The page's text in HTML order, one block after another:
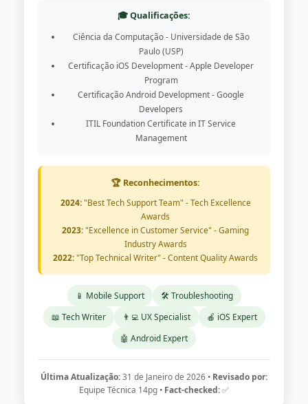
🎓 Qualificações:
Ciência da Computação - Universidade de São
Paulo (USP)
Certificação iOS Development - Apple Developer
Program
Certificação Android Development - Google
Developers
ITIL Foundation Certificate in IT Service
Management
🏆 Reconhecimentos:
2024:"Best Tech Support Team" - Tech Excellence
Awards
2023:"Excellence in Customer Service" - Gaming
Industry Awards
2022:"Top Technical Writer" - Content Quality Awards
📱 Mobile Support
🛠️ Troubleshooting
📖 Tech Writer
👨‍💻 UX Specialist
🍎 iOS Expert
🤖 Android Expert
Última Atualização:31 de Janeiro de 2026 • Revisado por:
Equipe Técnica 14pg • Fact-checked:✅